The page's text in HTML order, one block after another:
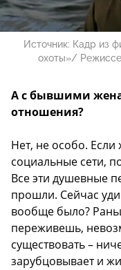
Источник: Кадр из
охоты»/
А с бывшими
отношения?
Нет, не особо.
социальные сети,
Все эти душевные
прошли. Сейчас
вообще было?
переживешь,
существовать –
зарубцовывает и